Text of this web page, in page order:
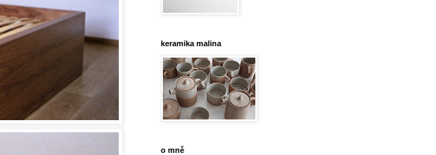
keramika malina
o mně